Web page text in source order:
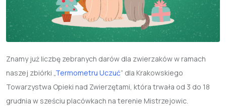
Znamy już liczbę zebranych darów dla zwierzaków w ramach
naszej zbiórki „Termometru Uczuć” dla Krakowskiego
Towarzystwa Opieki nad Zwierzętami, która trwała od 3 do 18
grudnia w sześciu placówkach na terenie Mistrzejowic.